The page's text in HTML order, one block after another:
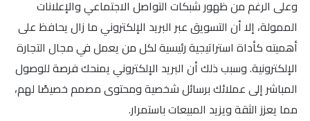
وعلى الرغم من ظهور شبكات التواصل الاجتماعي والإعلانات
الممولة، إلا أن التسويق عبر البريد الإلكتروني ما زال يحافظ على
أهميته كأداة استراتيجية رئيسية لكل من يعمل في مجال التجارة
الإلكترونية. وسبب ذلك أن البريد الإلكتروني يمنحك فرصة للوصول
المباشر إلى عملائك برسائل شخصية ومحتوى مصمم خصيصًا لهم،
مما يعزز الثقة ويزيد المبيعات باستمرار.